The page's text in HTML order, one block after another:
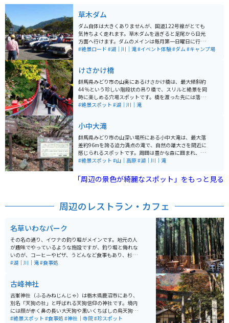
草木ダム
ダム自体は大きくありませんが、国道122号線がとても
気持ちよく走れます。草木ダムを過ぎると足尾から日光
方面へ行けます。ダムのメインは毎月第一日曜日に行わ
れるダムサンデーです。
#絶景ロード #湖｜川｜滝#イベント体験#ダム#キャンプ場
けさかけ橋
群馬県みどり市の山奥にあるけさかけ橋は、最大傾斜約
44％という珍しい階段状の吊り橋で、スリルと絶景を同
時に楽しめる穴場スポットです。橋を渡った先には落差
約96mの小中大滝が広がり、迫力ある景観を間近で堪能
秋の紅葉シーズンは特に美しく、自然の魅力を存分に味
わえます。足場は急な階段状のため歩きやすい靴が必須
です。バイクで訪れる場合は道幅が狭く落石の可能性も
あるため注意が必要ですが、秘境感あるルートと独特の
体験が楽しめるスポットです。
#絶景スポット #湖｜川｜滝
小中大滝
群馬県みどり市の山深い場所にある小中大滝は、最大落
差約96mを誇る迫力満点の滝で、自然の雄大さを間近に
感じられるスポットです。周囲は豊かな森に囲まれ、春
の新緑や秋の紅葉シーズンには特に美しい景観が広がり
を渡って向かい、展望台から全体を見渡せるのも魅力で
す。遊歩道は整備されていますが山道のため歩きやすい
も多いため注意が必要です。秘境感あふれる自然とスリ
#絶景スポット #山｜高原#湖｜川｜滝
「周辺の景色が綺麗なスポット」をもっと見る
周辺のレストラン・カフェ
名草いわなパーク
その名の通り、イワナの釣り堀がメインです。地元の人
が趣味でやっているような施設ですが、釣り堀と侮れな
いのが、コーヒーやピザ、うどんなど食事もあり、杉林
の林道や散策できる小川にサワガニなどもいて、食事や
ワナは料金を払ってその場所で焼いてもらえます。焼き
方が絶妙で、とても美味しくいただけます。もちろんイ
ワナ釣りをしなくとも施設は利用できます。 冬は営業し
ていませんのでご注意下さい。
#湖｜川｜滝#食事処
古峰神社
古峯神社（ふるみねじんじゃ）は栃木県鹿沼市にあり、
別名「天狗の社」と呼ばれる天狗信仰の神社です。境内
には顔が赤く鼻の長い大天狗や黒いくちばしの烏天狗な
ど所狭しとたくさんの天狗様が飾られています。 川の向
#絶景スポット #食事処 #神社｜寺院#珍スポット